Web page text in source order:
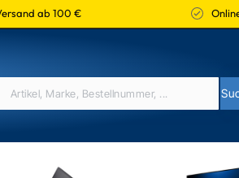
ab 100 €